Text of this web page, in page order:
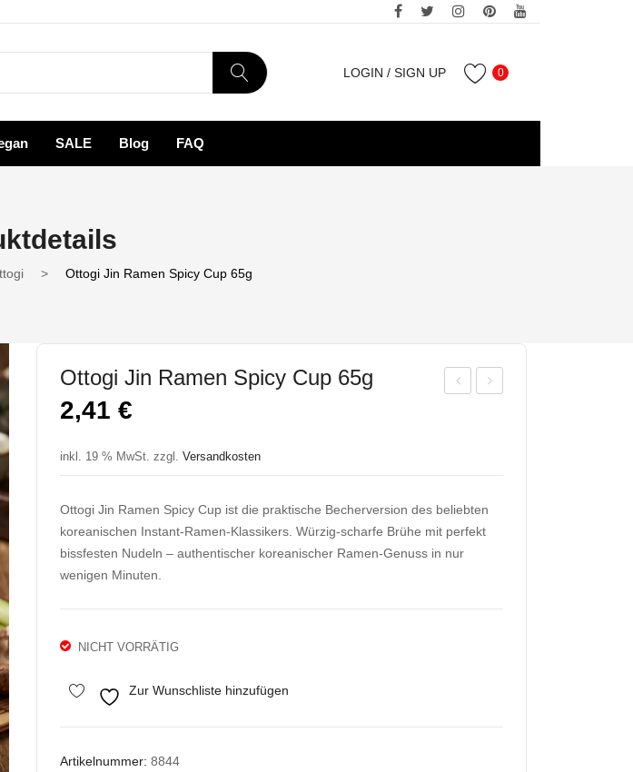
LOGIN / SIGN UP 0
SALE Blog FAQ
> Ottogi Jin Ramen Spicy Cup 65g
Bub
ble
Tea
e &
n
Kor
Chili
Ottogi Jin Ramen Spicy Cup 65g
2,41 €
inkl. 19 % MwSt. zzgl. Versandkosten
Ottogi Jin Ramen Spicy Cup ist die praktische Becherversion des beliebten
koreanischen Instant-Ramen-Klassikers. Würzig-scharfe Brühe mit perfekt
bissfesten Nudeln – authentischer koreanischer Ramen-Genuss in nur
wenigen Minuten.
NICHT VORRÄTIG
Zur Wunschliste hinzufügen
Artikelnummer: 8844